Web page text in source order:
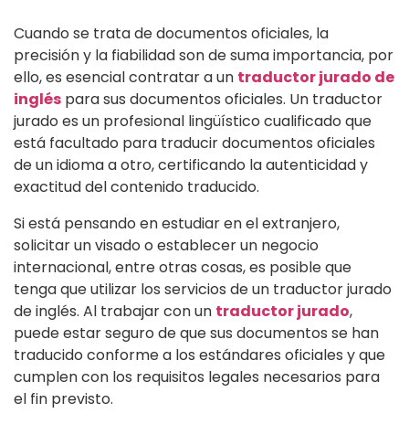
Cuando se trata de documentos oficiales, la
precisión y la fiabilidad son de suma importancia, por
ello, es esencial contratar a un traductor jurado de
inglés para sus documentos oficiales. Un traductor
jurado es un profesional lingüístico cualificado que
está facultado para traducir documentos oficiales
de un idioma a otro, certificando la autenticidad y
exactitud del contenido traducido.
Si está pensando en estudiar en el extranjero,
solicitar un visado o establecer un negocio
internacional, entre otras cosas, es posible que
tenga que utilizar los servicios de un traductor jurado
de inglés. Al trabajar con un traductor jurado,
puede estar seguro de que sus documentos se han
traducido conforme a los estándares oficiales y que
cumplen con los requisitos legales necesarios para
el fin previsto.